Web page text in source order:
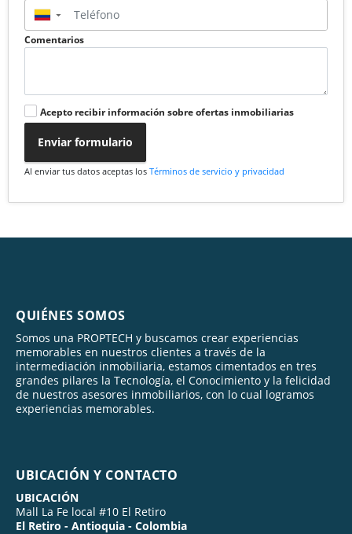
▼
Comentarios
Acepto recibir información sobre ofertas inmobiliarias
Enviar formulario
Al enviar tus datos aceptas los Términos de servicio y privacidad
QUIÉNES SOMOS
Somos una PROPTECH y buscamos crear experiencias
memorables en nuestros clientes a través de la
intermediación inmobiliaria, estamos cimentados en tres
grandes pilares la Tecnología, el Conocimiento y la felicidad
de nuestros asesores inmobiliarios, con lo cual logramos
experiencias memorables.
UBICACIÓN Y CONTACTO
UBICACIÓN
Mall La Fe local #10 El Retiro
El Retiro - Antioquia - Colombia